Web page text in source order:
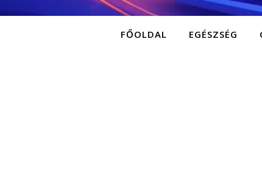
FŐOLDAL EGÉSZSÉG